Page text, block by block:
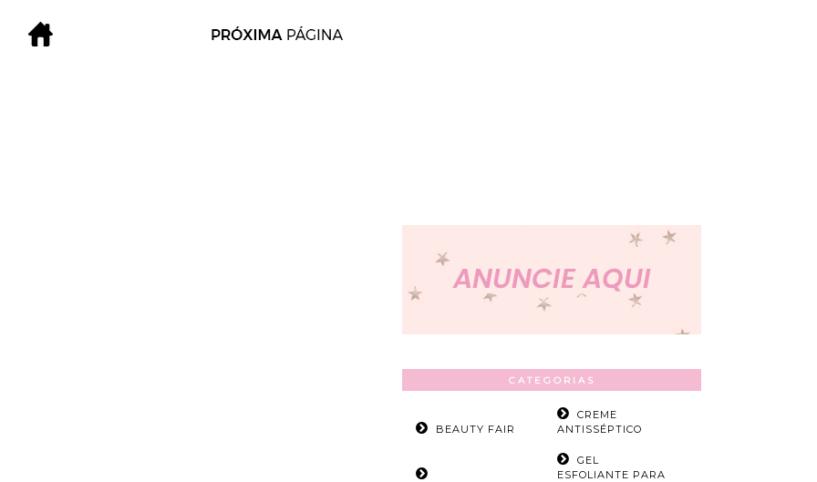
CATEGORIAS
BEAUTY FAIR
CREME
ANTISSÉPTICO
GEL
ESFOLIANTE PARA